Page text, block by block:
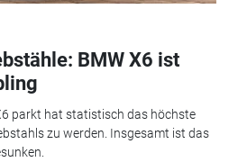
BMW X6 ist
parkt hat statistisch das höchste
zu werden. Insgesamt ist das